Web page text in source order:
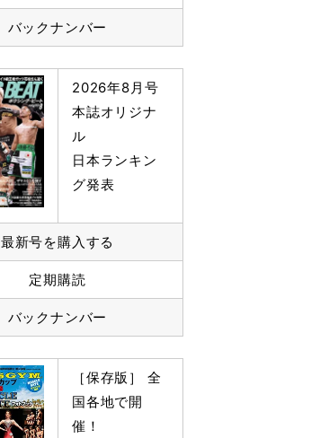
バックナンバー
2026年8月号
本誌オリジナ
ル
日本ランキン
グ発表
最新号を購入する
定期購読
バックナンバー
［保存版］ 全
国各地で開
催！